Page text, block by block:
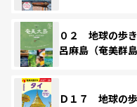
０２ 地球の
呂麻島（奄美群
Ｄ１７ 地球の